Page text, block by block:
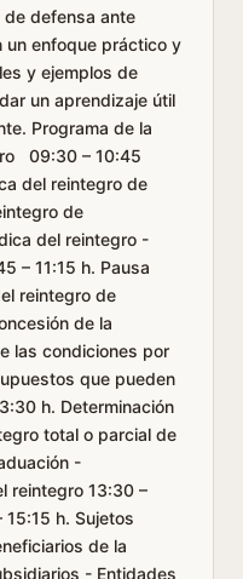
defensa ante
un enfoque práctico y
y ejemplos de
un aprendizaje útil
Programa de la
09:30 – 10:45
del reintegro de
de
del reintegro -
– 11:15 h. Pausa
reintegro de
de la
las condiciones por
que pueden
h. Determinación
total o parcial de
-
reintegro 13:30 –
h. Sujetos
de la
- Entidades